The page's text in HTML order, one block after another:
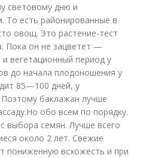
световому дню и
То есть районированные в
овощ. Это растение-тест
Пока он не зацветет —
вегетационный период у
до начала плодоношения у
85—100 дней, у
баклажан лучше
обо всем по порядку.
выбора семян. Лучше всего
около 2 лет. Свежие
пониженную всхожесть и при